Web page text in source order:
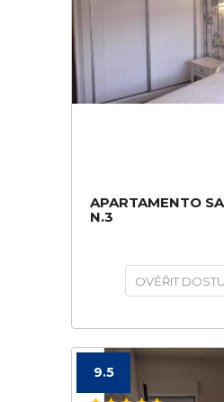
APARTAMENTO
N.3
OVĚŘIT
9.5